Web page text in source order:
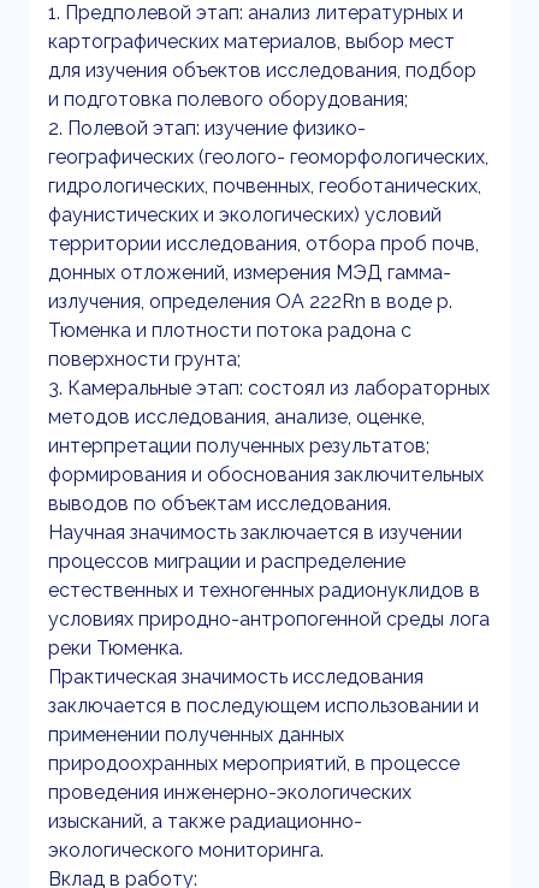
1. Предполевой этап: анализ литературных и
картографических материалов, выбор мест
для изучения объектов исследования, подбор
и подготовка полевого оборудования;
2. Полевой этап: изучение физико-
географических (геолого- геоморфологических,
гидрологических, почвенных, геоботанических,
фаунистических и экологических) условий
территории исследования, отбора проб почв,
донных отложений, измерения МЭД гамма-
излучения, определения ОА 222Rn в воде р.
Тюменка и плотности потока радона с
поверхности грунта;
3. Камеральные этап: состоял из лабораторных
методов исследования, анализе, оценке,
интерпретации полученных результатов;
формирования и обоснования заключительных
выводов по объектам исследования.
Научная значимость заключается в изучении
процессов миграции и распределение
естественных и техногенных радионуклидов в
условиях природно-антропогенной среды лога
реки Тюменка.
Практическая значимость исследования
заключается в последующем использовании и
применении полученных данных
природоохранных мероприятий, в процессе
проведения инженерно-экологических
изысканий, а также радиационно-
экологического мониторинга.
Вклад в работу: